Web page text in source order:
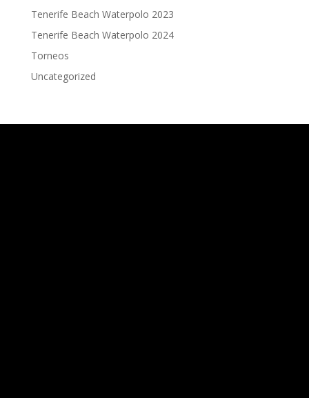
Tenerife Beach Waterpolo 2023
Tenerife Beach Waterpolo 2024
Torneos
Uncategorized